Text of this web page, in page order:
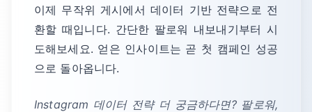
이제 무작위 게시에서 데이터 기반 전략으로 전
환할 때입니다. 간단한 팔로워 내보내기부터 시
도해보세요. 얻은 인사이트는 곧 첫 캠페인 성공
으로 돌아옵니다.
Instagram 데이터 전략 더 궁금하다면? 팔로워,